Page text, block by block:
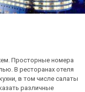
Просторные номера
В ресторанах отеля
в том числе салаты
различные